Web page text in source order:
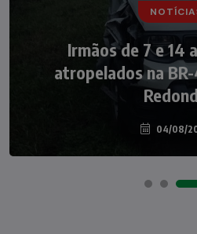
Irmãos de 7 e 14
atropelados na
04/08/
Nádia Menegazzi
palco do
07/08/